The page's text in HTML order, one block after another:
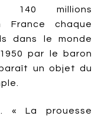
140 millions
France chaque
dans le monde
par le baron
un objet du
« La prouesse